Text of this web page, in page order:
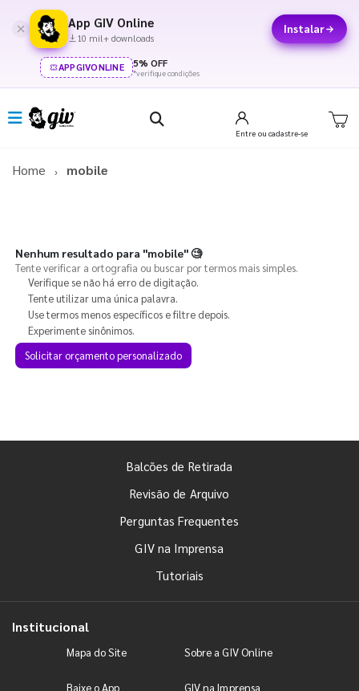
App GIV Online
10 mil+ downloads
Instalar
APPGIVONLINE 5% OFF
*verifique condições
Entre ou cadastre-se
Home mobile
Nenhum resultado para "mobile"🧐
Tente verificar a ortografia ou buscar por termos mais simples.
Verifique se não há erro de digitação.
Tente utilizar uma única palavra.
Use termos menos específicos e filtre depois.
Experimente sinônimos.
Solicitar orçamento personalizado
Balcões de Retirada
Revisão de Arquivo
Perguntas Frequentes
GIV na Imprensa
Tutoriais
Institucional
Mapa do Site Sobre a GIV Online
Baixe o App GIV na Imprensa